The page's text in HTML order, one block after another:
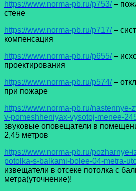
https://www.norma-pb.ru/p753/–
стене
https://www.norma-pb.ru/p717/–
компенсация
https://www.norma-pb.ru/p655/–
проектирования
https://www.norma-pb.ru/p574/–
при пожаре
https://www.norma-pb.ru/
v-pomeshheniyax-vysotoj-menee-
звуковые оповещатели в
2,45 метров
https://www.norma-pb.ru/
potolka-s-balkami-bolee-04-metra-
извещатели в отсеке потолка с
метра(уточнение)!